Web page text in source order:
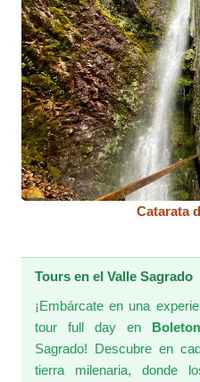
Catarata
Tours en el Valle Sagrado
¡Embárcate en una
tour full day en
Sagrado! Descubre en
tierra milenaria, donde